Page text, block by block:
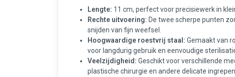
Lengte: 11 cm, perfect voor precisiewerk in
Rechte uitvoering: De twee scherpe punten
snijden van fijn weefsel.
Hoogwaardige roestvrij staal: Gemaakt van
voor langdurig gebruik en eenvoudige
Veelzijdigheid: Geschikt voor verschillende
plastische chirurgie en andere delicate ingrepen.